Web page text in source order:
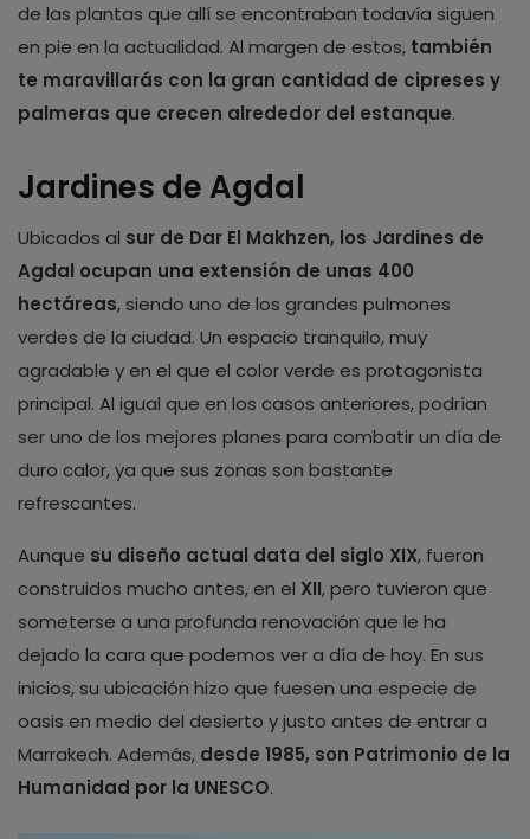
de las plantas que allí se encontraban todavía siguen
en pie en la actualidad. Al margen de estos, también
te maravillarás con la gran cantidad de cipreses y
palmeras que crecen alrededor del estanque.
Jardines de Agdal
Ubicados al sur de Dar El Makhzen, los Jardines de
Agdal ocupan una extensión de unas 400
hectáreas, siendo uno de los grandes pulmones
verdes de la ciudad. Un espacio tranquilo, muy
agradable y en el que el color verde es protagonista
principal. Al igual que en los casos anteriores, podrían
ser uno de los mejores planes para combatir un día de
duro calor, ya que sus zonas son bastante
refrescantes.
Aunque su diseño actual data del siglo XIX, fueron
construidos mucho antes, en el XII, pero tuvieron que
someterse a una profunda renovación que le ha
dejado la cara que podemos ver a día de hoy. En sus
inicios, su ubicación hizo que fuesen una especie de
oasis en medio del desierto y justo antes de entrar a
Marrakech. Además, desde 1985, son Patrimonio de la
Humanidad por la UNESCO.